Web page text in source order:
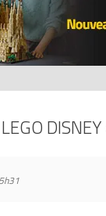
Disney
déguisement de
LEGO